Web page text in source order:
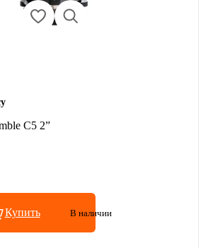
C5 2”
Купить В наличии